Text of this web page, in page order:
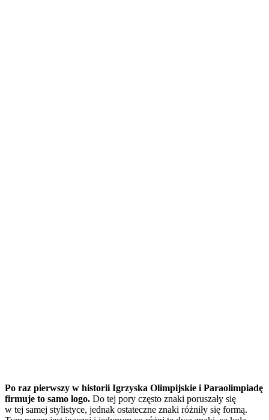
Po raz pierwszy w historii Igrzyska Olimpijskie i Paraolimpiadę
firmuje to samo logo. Do tej pory często znaki poruszały się
w tej samej stylistyce, jednak ostateczne znaki różniły się formą.